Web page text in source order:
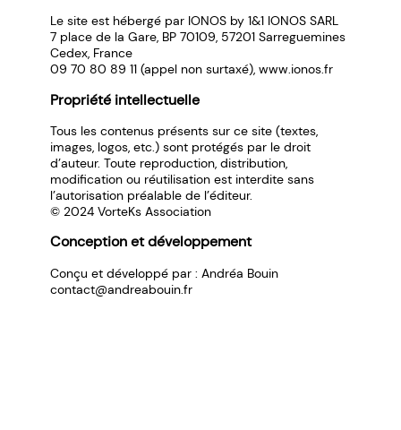
Le site est hébergé par IONOS by 1&1 IONOS SARL
7 place de la Gare, BP 70109, 57201 Sarreguemines
Cedex, France
09 70 80 89 11 (appel non surtaxé), www.ionos.fr
Propriété intellectuelle
Tous les contenus présents sur ce site (textes,
images, logos, etc.) sont protégés par le droit
d’auteur. Toute reproduction, distribution,
modification ou réutilisation est interdite sans
l’autorisation préalable de l’éditeur.
© 2024 VorteKs Association
Conception et développement
Conçu et développé par : Andréa Bouin
contact@andreabouin.fr